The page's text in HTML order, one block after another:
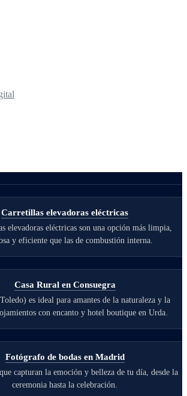
Carretillas elevadoras eléctricas
elevadoras eléctricas son una opción más limpia,
y eficiente que las de combustión interna.
Casa Rural en Consuegra
es ideal para amantes de la naturaleza y la
con encanto y hotel boutique en Urda.
Fotógrafo de bodas en Madrid
capturan la emoción y belleza de tu día, desde la
ceremonia hasta la celebración.